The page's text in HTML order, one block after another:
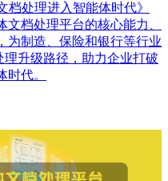
处理进入智能体时代》
档处理平台的核心能力、
为制造、保险和银行等行业
理升级路径，助力企业打破
代。